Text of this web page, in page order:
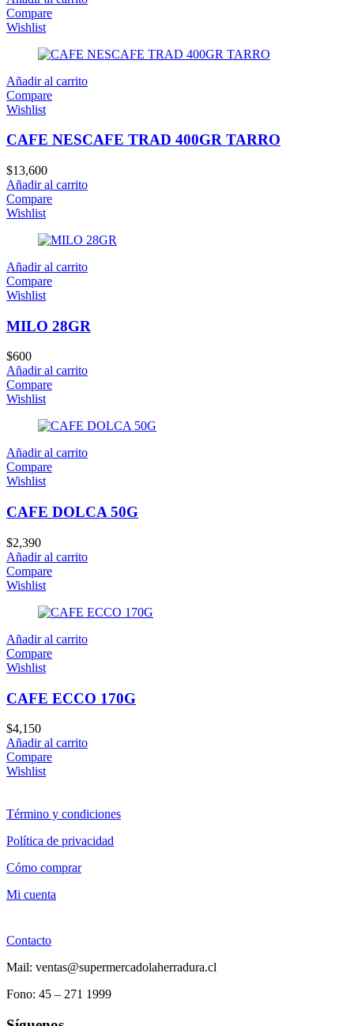
Compare
Wishlist
Añadir al carrito
Compare
Wishlist
CAFE NESCAFE TRAD 400GR TARRO
$13,600
Añadir al carrito
Compare
Wishlist
Añadir al carrito
Compare
Wishlist
MILO 28GR
$600
Añadir al carrito
Compare
Wishlist
Añadir al carrito
Compare
Wishlist
CAFE DOLCA 50G
$2,390
Añadir al carrito
Compare
Wishlist
Añadir al carrito
Compare
Wishlist
CAFE ECCO 170G
$4,150
Añadir al carrito
Compare
Wishlist
Término y condiciones
Política de privacidad
Cómo comprar
Mi cuenta
Contacto
Mail: ventas@supermercadolaherradura.cl
Fono: 45 – 271 1999